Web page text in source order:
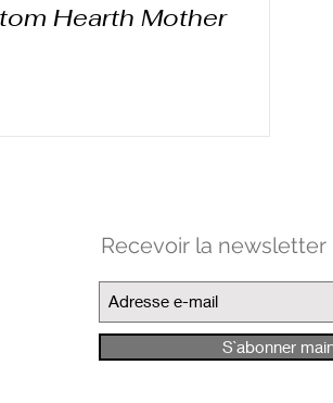
Hearth Mother
Recevoir la newsletter
S`abonner